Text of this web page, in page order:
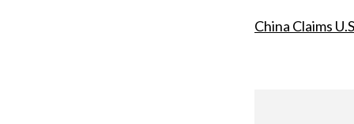
China Claims